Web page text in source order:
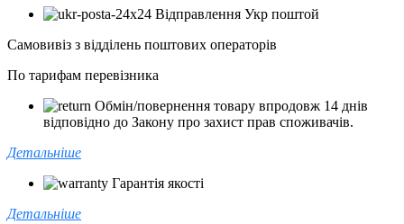
Відправлення Укр поштой
Самовивіз з відділень поштових операторів
По тарифам перевізника
Обмін/повернення товару впродовж 14 днів
відповідно до Закону про захист прав споживачів.
Детальніше
Гарантія якості
Детальніше